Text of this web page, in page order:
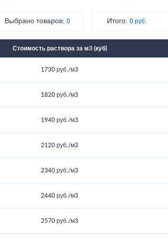
Выбрано товаров: 0 Итого:0 руб.
Стоимость раствора за м3 (куб)
1730 руб./м3
1820 руб./м3
1940 руб./м3
2120 руб./м3
2340 руб./м3
2440 руб./м3
2570 руб./м3